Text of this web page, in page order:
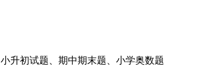
小升初试题、期中期末题、小学奥数题